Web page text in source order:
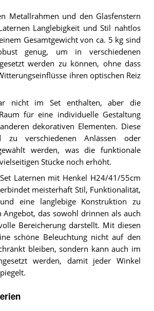
Metallrahmen und den Glasfenstern
Langlebigkeit und Stil nahtlos
Gesamtgewicht von ca. 5 kg sind
genug, um in verschiedenen
werden zu können, ohne dass
ihren optischen Reiz
nicht im Set enthalten, aber die
für eine individuelle Gestaltung
dekorativen Elementen. Diese
zu verschiedenen Anlässen oder
werden, was die funktionale
Stücke noch erhöht.
Laternen mit Henkel H24/41/55cm
meisterhaft Stil, Funktionalität,
eine langlebige Konstruktion zu
Angebot, das sowohl drinnen als auch
Bereicherung darstellt. Mit diesen
schöne Beleuchtung nicht auf den
bleiben, sondern kann auch im
werden, damit jeder Winkel